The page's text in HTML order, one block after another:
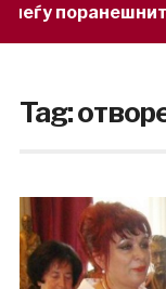
поранешните
Tag: